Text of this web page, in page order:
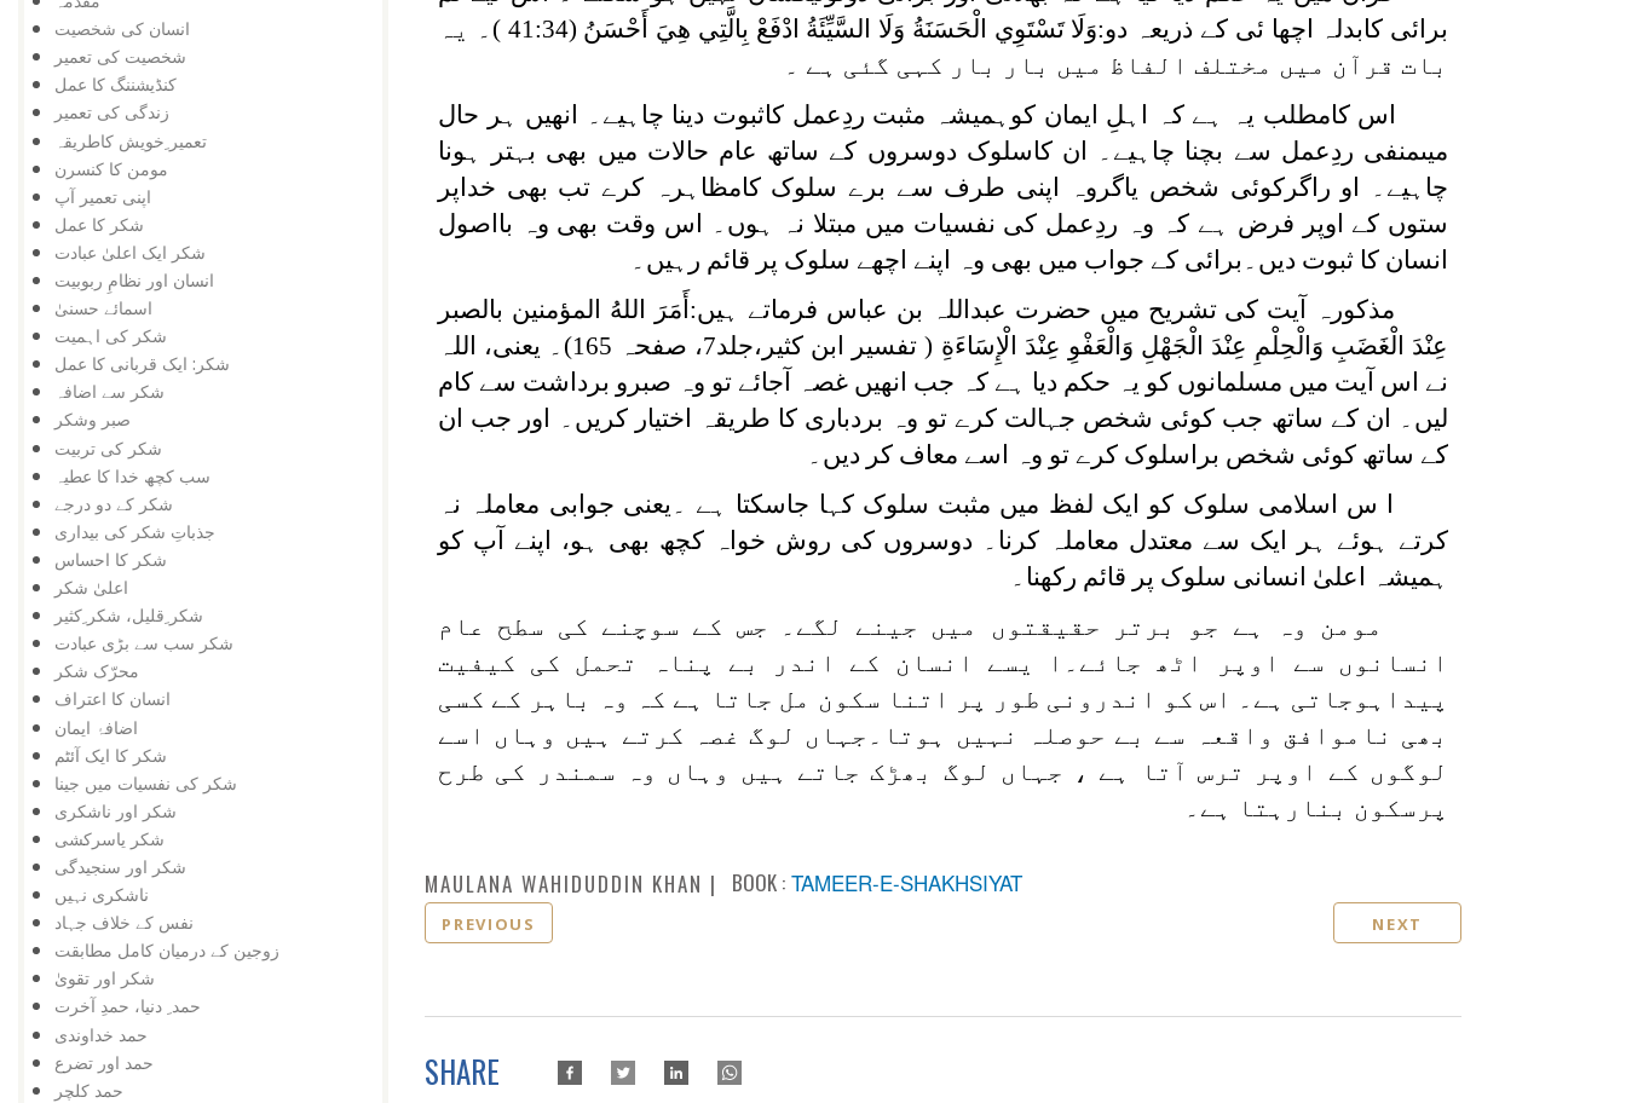
انسان کی شخصیت
شخصیت کی تعمیر
کنڈیشننگ کا عمل
زندگی کی تعمیر
تعمیر ِخویش کاطریقہ
مومن کا کنسرن
اپنی تعمیر آپ
شکر کا عمل
شکر ایک اعلیٰ عبادت
انسان اور نظامِ ربوبیت
اسمائے حسنیٰ
شکر کی اہمیت
شکر: ایک قربانی کا عمل
شکر سے اضافہ
صبر وشکر
شکر کی تربیت
سب کچھ خدا کا عطیہ
شکر کے دو درجے
جذباتِ شکر کی بیداری
شکر کا احساس
اعلیٰ شکر
شکر ِقلیل، شکر ِکثیر
شکر سب سے بڑی عبادت
محرّک شکر
انسان کا اعتراف
اضافۂ ایمان
شکر کا ایک آئٹم
شکر کی نفسیات میں جینا
شکر اور ناشکری
شکر یاسرکشی
شکر اور سنجیدگی
ناشکری نہیں
نفس کے خلاف جہاد
زوجین کے درمیان کامل مطابقت
شکر اور تقویٰ
حمد ِ دنیا، حمدِ آخرت
حمد خداوندی
حمد اور تضرع
حمد کلچر
برائی کابدلہ اچھا ئی کے ذریعہ دو:وَلَا تَسْتَوِي الْحَسَنَةُ وَلَا السَّيِّئَةُ ادْفَعْ بِالَّتِي هِيَ أَحْسَنُ (41:34 )۔ یہ
بات قرآن میں مختلف الفاظ میں بار بار کہی گئی ہے ۔
اس کامطلب یہ ہے کہ اہلِ ایمان کوہمیشہ مثبت ردِعمل کاثبوت دینا چاہیے۔ انھیں ہر حال
میںمنفی ردِعمل سے بچنا چاہیے۔ ان کاسلوک دوسروں کے ساتھ عام حالات میں بھی بہتر ہونا
چاہیے۔ او راگرکوئی شخص یاگروہ اپنی طرف سے برے سلوک کامظاہرہ کرے تب بھی خداپر
ستوں کے اوپر فرض ہے کہ وہ ردِعمل کی نفسیات میں مبتلا نہ ہوں۔ اس وقت بھی وہ بااصول
انسان کا ثبوت دیں۔برائی کے جواب میں بھی وہ اپنے اچھے سلوک پر قائم رہیں۔
مذکورہ آیت کی تشریح میں حضرت عبداللہ بن عباس فرماتے ہیں:أَمَرَ اللهُ المؤمنين بالصبر
عِنْدَ الْغَضَبِ وَالْحِلْمِ عِنْدَ الْجَهْلِ وَالْعَفْوِ عِنْدَ الْإِسَاءَةِ ( تفسیر ابن کثیر،جلد7، صفحہ 165)۔ یعنی، اللہ
نے اس آیت میں مسلمانوں کو یہ حکم دیا ہے کہ جب انھیں غصہ آجائے تو وہ صبرو برداشت سے کام
لیں۔ ان کے ساتھ جب کوئی شخص جہالت کرے تو وہ بردباری کا طریقہ اختیار کریں۔ اور جب ان
کے ساتھ کوئی شخص براسلوک کرے تو وہ اسے معاف کر دیں۔
ا س اسلامی سلوک کو ایک لفظ میں مثبت سلوک کہا جاسکتا ہے ۔یعنی جوابی معاملہ نہ
کرتے ہوئے ہر ایک سے معتدل معاملہ کرنا۔ دوسروں کی روش خواہ کچھ بھی ہو، اپنے آپ کو
ہمیشہ اعلیٰ انسانی سلوک پر قائم رکھنا۔
مومن وہ ہے جو برتر حقیقتوں میں جینے لگے۔ جس کے سوچنے کی سطح عام
انسانوں سے اوپر اٹھ جائے۔ا یسے انسان کے اندر بے پناہ تحمل کی کیفیت
پیداہوجاتی ہے۔ اس کو اندرونی طور پر اتنا سکون مل جاتا ہے کہ وہ باہر کے کسی
بھی ناموافق واقعہ سے بے حوصلہ نہیں ہوتا۔جہاں لوگ غصہ کرتے ہیں وہاں اسے
لوگوں کے اوپر ترس آتا ہے ، جہاں لوگ بھڑک جاتے ہیں وہاں وہ سمندر کی طرح
پرسکون بنارہتا ہے۔
MAULANA WAHIDUDDIN KHAN BOOK : TAMEER-E-SHAKHSIYAT
PREVIOUS NEXT
SHARE